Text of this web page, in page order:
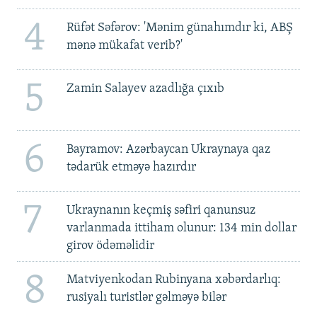
4
Rüfət Səfərov: 'Mənim günahımdır ki, ABŞ
mənə mükafat verib?'
5 Zamin Salayev azadlığa çıxıb
6
Bayramov: Azərbaycan Ukraynaya qaz
tədarük etməyə hazırdır
7
Ukraynanın keçmiş səfiri qanunsuz
varlanmada ittiham olunur: 134 min dollar
girov ödəməlidir
8
Matviyenkodan Rubinyana xəbərdarlıq:
rusiyalı turistlər gəlməyə bilər